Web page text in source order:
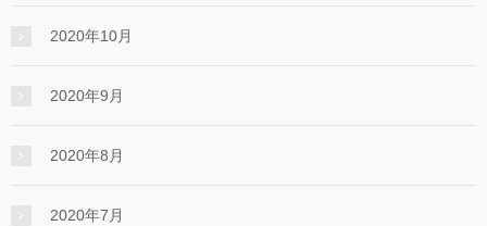
2020年10月
2020年9月
2020年8月
2020年7月